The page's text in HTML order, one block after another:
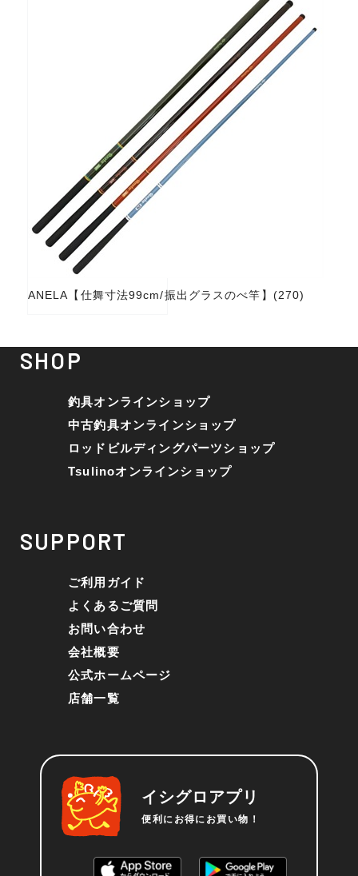
ANELA【仕舞寸法99cm/振出グラスのべ竿】(270)
SHOP
釣具オンラインショップ
中古釣具オンラインショップ
ロッドビルディングパーツショップ
Tsulinoオンラインショップ
SUPPORT
ご利用ガイド
よくあるご質問
お問い合わせ
会社概要
公式ホームページ
店舗一覧
イシグロアプリ
便利にお得にお買い物！